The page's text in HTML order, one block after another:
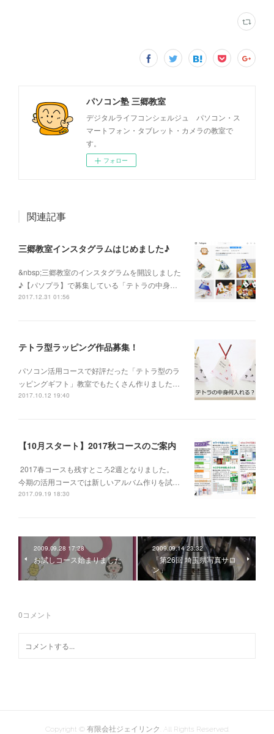
パソコン塾 三郷教室
デジタルライフコンシェルジュ パソコン・ス
マートフォン・タブレット・カメラの教室で
す。
フォロー
関連記事
三郷教室インスタグラムはじめました♪
&nbsp;三郷教室のインスタグラムを開設しました
♪【パソプラ】で募集している「テトラの中身…
2017.12.31 01:56
テトラ型ラッピング作品募集！
パソコン活用コースで好評だった「テトラ型のラ
ッピングギフト」教室でもたくさん作りました…
2017.10.12 19:40
【10月スタート】2017秋コースのご案内
2017春コースも残すところ2週となりました。
今期の活用コースでは新しいアルバム作りを試…
2017.09.19 18:30
2009.09.28 17:28
お試しコース始まりました
2009.09.14 23:32
「第26回 埼玉県写真サロ
ン」
0コメント
Copyright © 有限会社ジェイリンク. All Rights Reserved.